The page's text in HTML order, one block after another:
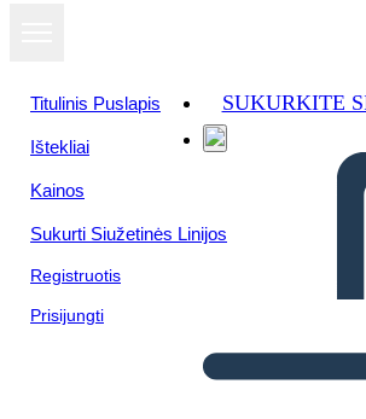
Titulinis Puslapis
Ištekliai
Kainos
Sukurti Siužetinės Linijos
Registruotis
Prisijungti
SUKURKITE